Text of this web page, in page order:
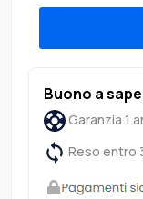
Buono a
Garanzia 1
Reso entro